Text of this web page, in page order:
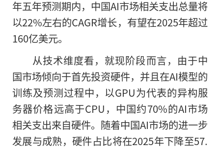
年五年预测期内，中国AI市场相关支出总量将
以22%左右的CAGR增长，有望在2025年超过
160亿美元。
从技术维度看，就现阶段而言，由于中
国市场倾向于首先投资硬件，并且在AI模型的
训练及预测过程中，以GPU为代表的异构服
务器价格远高于CPU，中国约70%的AI市场
相关支出来自硬件。随着中国AI市场的进一步
发展与成熟，硬件占比将在2025年下降至57.